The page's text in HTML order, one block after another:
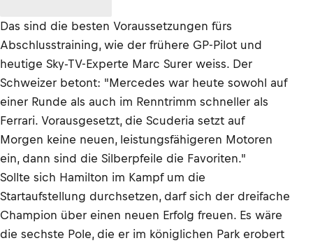
Das sind die besten Voraussetzungen fürs
Abschlusstraining, wie der frühere GP-Pilot und
heutige Sky-TV-Experte Marc Surer weiss. Der
Schweizer betont: "Mercedes war heute sowohl auf
einer Runde als auch im Renntrimm schneller als
Ferrari. Vorausgesetzt, die Scuderia setzt auf
Morgen keine neuen, leistungsfähigeren Motoren
ein, dann sind die Silberpfeile die Favoriten."
Sollte sich Hamilton im Kampf um die
Startaufstellung durchsetzen, darf sich der dreifache
Champion über einen neuen Erfolg freuen. Es wäre
die sechste Pole, die er im königlichen Park erobert